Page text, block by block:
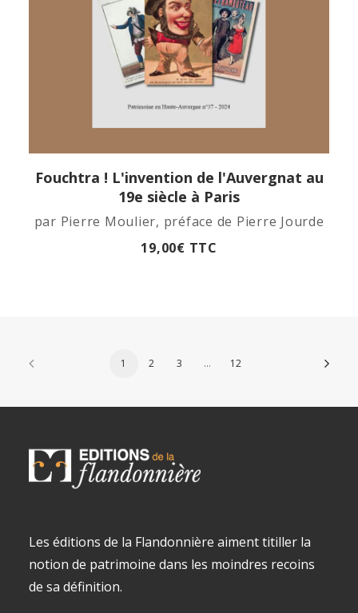
APERÇU RAPIDE
Fouchtra ! L'invention de l'Auvergnat au
19e siècle à Paris
par Pierre Moulier, préface de Pierre Jourde
19,00€ TTC
1 2 3 … 12
Les éditions de la Flandonnière aiment titiller la
notion de patrimoine dans les moindres recoins
de sa définition.